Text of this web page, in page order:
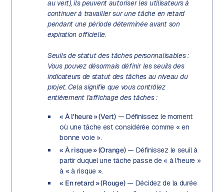
au vert), ils peuvent autoriser les utilisateurs à
continuer à travailler sur une tâche en retard
pendant une période déterminée avant son
expiration officielle.
Seuils de statut des tâches personnalisables :
Vous pouvez désormais définir les seuils des
indicateurs de statut des tâches au niveau du
projet. Cela signifie que vous contrôlez
entièrement l'affichage des tâches :
« À l'heure » ​​(Vert)— Définissez le moment
où une tâche est considérée comme « en
bonne voie ».
« À risque » (Orange)— Définissez le seuil à
partir duquel une tâche passe de « à l'heure »
​​à « à risque ».
« En retard » (Rouge)— Décidez de la durée